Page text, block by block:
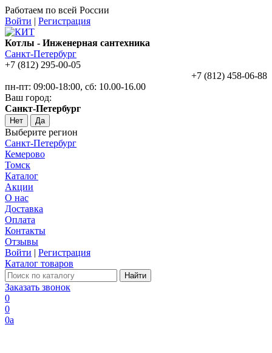
Работаем по всей России
Войти | Регистрация
Котлы - Инженерная сантехника
Санкт-Петербург
+7 (812) 295-00-05
+7 (812) 458-06-88
пн-пт: 09:00-18:00, сб: 10.00-16.00
Ваш город:
Санкт-Петербург
Нет Да
Выберите регион
Санкт-Петербург
Кемерово
Томск
Каталог
Акции
О нас
Доставка
Оплата
Контакты
Отзывы
Войти | Регистрация
Каталог товаров
Заказать звонок
0
0
0a